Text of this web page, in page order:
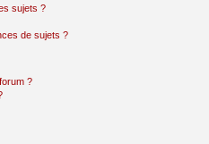
sujets ?
de sujets ?
?